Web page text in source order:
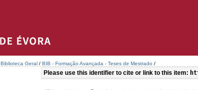
Biblioteca Geral / BIB - Formação Avançada - Teses de Mestrado /
Please use this identifier to cite or link to this item: